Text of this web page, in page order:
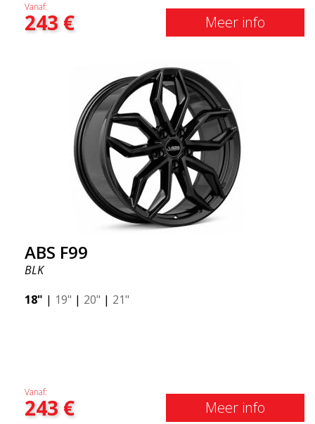
Vanaf:
243€ Meer info
ABS F99
BLK
18" | 19" | 20" | 21"
Vanaf:
243€ Meer info